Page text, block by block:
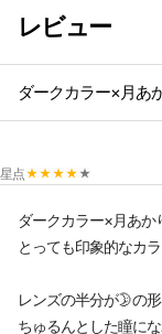
レビュー
ダークカラー×月あ
星点
ダークカラー×月あ
とっても印象的なカラ
レンズの半分が🌛の
ちゅるんとした瞳に